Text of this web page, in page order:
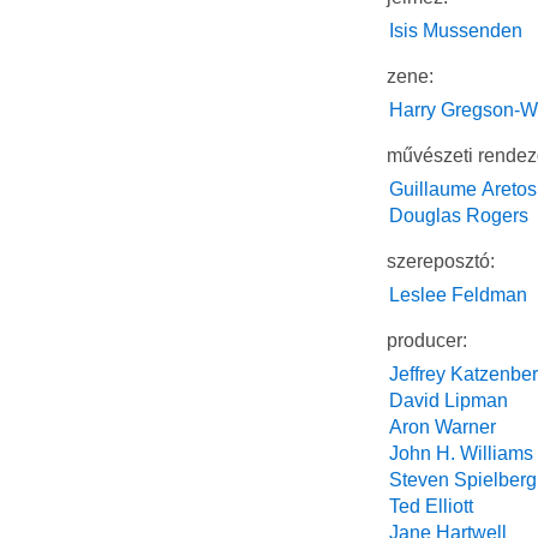
Isis Mussenden
zene:
Harry Gregson-
művészeti
Guillaume Aretos
Douglas Rogers
szereposztó:
Leslee Feldman
producer:
Jeffrey
David Lipman
Aron Warner
John H. Williams
Steven Spielberg
Ted Elliott
Jane Hartwell